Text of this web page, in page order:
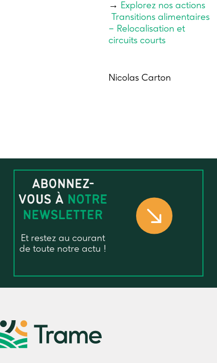
→ Explorez nos actions
Transitions alimentaires
– Relocalisation et
circuits courts
Nicolas Carton
ABONNEZ-
VOUS À NOTRE
NEWSLETTER
Et restez au courant
de toute notre actu !